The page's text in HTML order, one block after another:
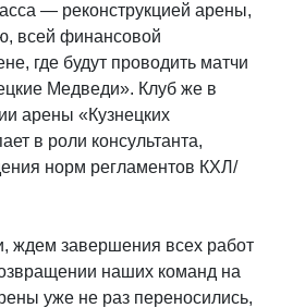
— реконструкцией арены,
всей финансовой
где будут проводить матчи
Медведи». Клуб же в
арены «Кузнецких
в роли консультанта,
норм регламентов КХЛ/
ждем завершения всех работ
наших команд на
уже не раз переносились,